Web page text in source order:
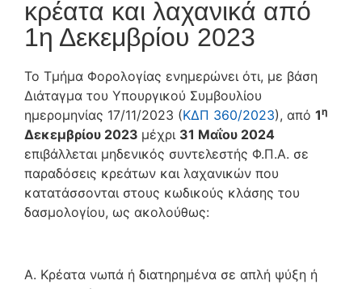
κρέατα και λαχανικά από
1η Δεκεμβρίου 2023
Το Τμήμα Φορολογίας ενημερώνει ότι, με βάση
Διάταγμα του Υπουργικού Συμβουλίου
ημερομηνίας 17/11/2023 (ΚΔΠ 360/2023), από 1η
Δεκεμβρίου 2023 μέχρι 31 Μαΐου 2024
επιβάλλεται μηδενικός συντελεστής Φ.Π.Α. σε
παραδόσεις κρεάτων και λαχανικών που
κατατάσσονται στους κωδικούς κλάσης του
δασμολογίου, ως ακολούθως:
Α. Κρέατα νωπά ή διατηρημένα σε απλή ψύξη ή